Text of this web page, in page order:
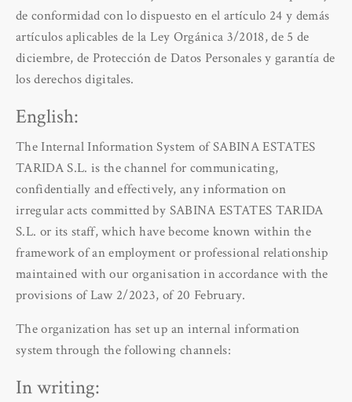
de conformidad con lo dispuesto en el artículo 24 y demás
artículos aplicables de la Ley Orgánica 3/2018, de 5 de
diciembre, de Protección de Datos Personales y garantía de
los derechos digitales.
English:
The Internal Information System of SABINA ESTATES
TARIDA S.L. is the channel for communicating,
confidentially and effectively, any information on
irregular acts committed by SABINA ESTATES TARIDA
S.L. or its staff, which have become known within the
framework of an employment or professional relationship
maintained with our organisation in accordance with the
provisions of Law 2/2023, of 20 February.
The organization has set up an internal information
system through the following channels:
In writing: